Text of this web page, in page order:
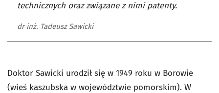
technicznych oraz związane z nimi patenty.
dr inż. Tadeusz Sawicki
Doktor Sawicki urodził się w 1949 roku w Borowie
(wieś kaszubska w województwie pomorskim). W